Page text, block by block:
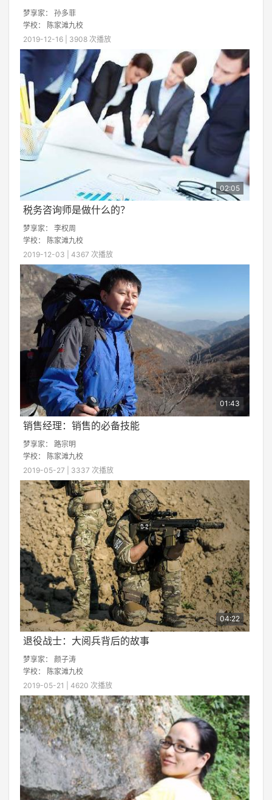
梦享家： 孙多菲
学校：
陈家滩九校
2019-12-16 | 3908 次播放
02:05
税务咨询师是做什么的？
梦享家： 李权周
学校：
陈家滩九校
2019-12-03 | 4367 次播放
01:43
销售经理：销售的必备技能
梦享家： 路宗明
学校：
陈家滩九校
2019-05-27 | 3337 次播放
04:22
退役战士：大阅兵背后的故事
梦享家： 颜子涛
学校：
陈家滩九校
2019-05-21 | 4620 次播放